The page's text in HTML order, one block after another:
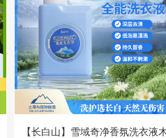
【长白山】雪域奇净香氛洗衣液